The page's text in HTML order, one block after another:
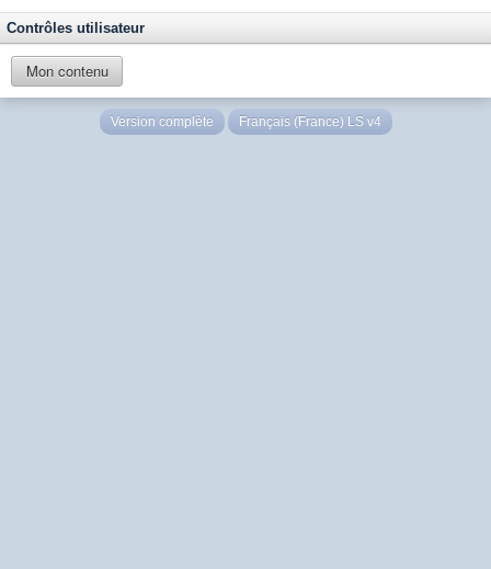
Contrôles utilisateur
Mon contenu
Version complète Français (France) LS v4